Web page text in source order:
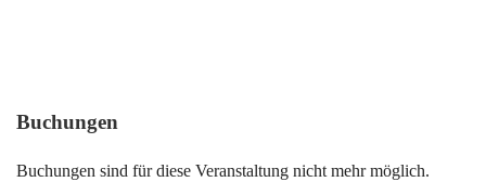
Buchungen
Buchungen sind für diese Veranstaltung nicht mehr möglich.